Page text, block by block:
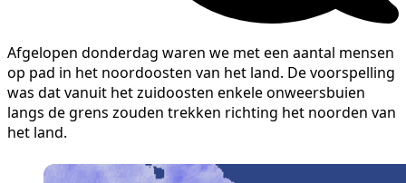
Afgelopen donderdag waren we met een aantal mensen
op pad in het noordoosten van het land. De voorspelling
was dat vanuit het zuidoosten enkele onweersbuien
langs de grens zouden trekken richting het noorden van
het land.